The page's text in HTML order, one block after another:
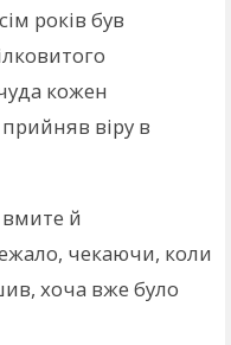
років був
кожен
віру в
й
чекаючи, коли
хоча вже було